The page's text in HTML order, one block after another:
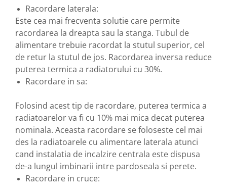
Robineti de trecere pentru apa
Robineti coltari pentru apa
Robineti pentru gaz
Robineti radiator
Accesorii robineti
Robineti tip fluture
Pompe de circulatie
Pompe submersibile
Hidrofoare
Accesorii pompe
Vase de expansiune
Racordare laterala:
Este cea mai frecventa solutie care permite
racordarea la dreapta sau la stanga. Tubul de
alimentare trebuie racordat la stutul superior, cel
de retur la stutul de jos. Racordarea inversa reduce
puterea termica a radiatorului cu 30%.
Racordare in sa:
Folosind acest tip de racordare, puterea termica a
radiatoarelor va fi cu 10% mai mica decat puterea
nominala. Aceasta racordare se foloseste cel mai
des la radiatoarele cu alimentare laterala atunci
cand instalatia de incalzire centrala este dispusa
de-a lungul imbinarii intre pardoseala si perete.
Racordare in cruce: